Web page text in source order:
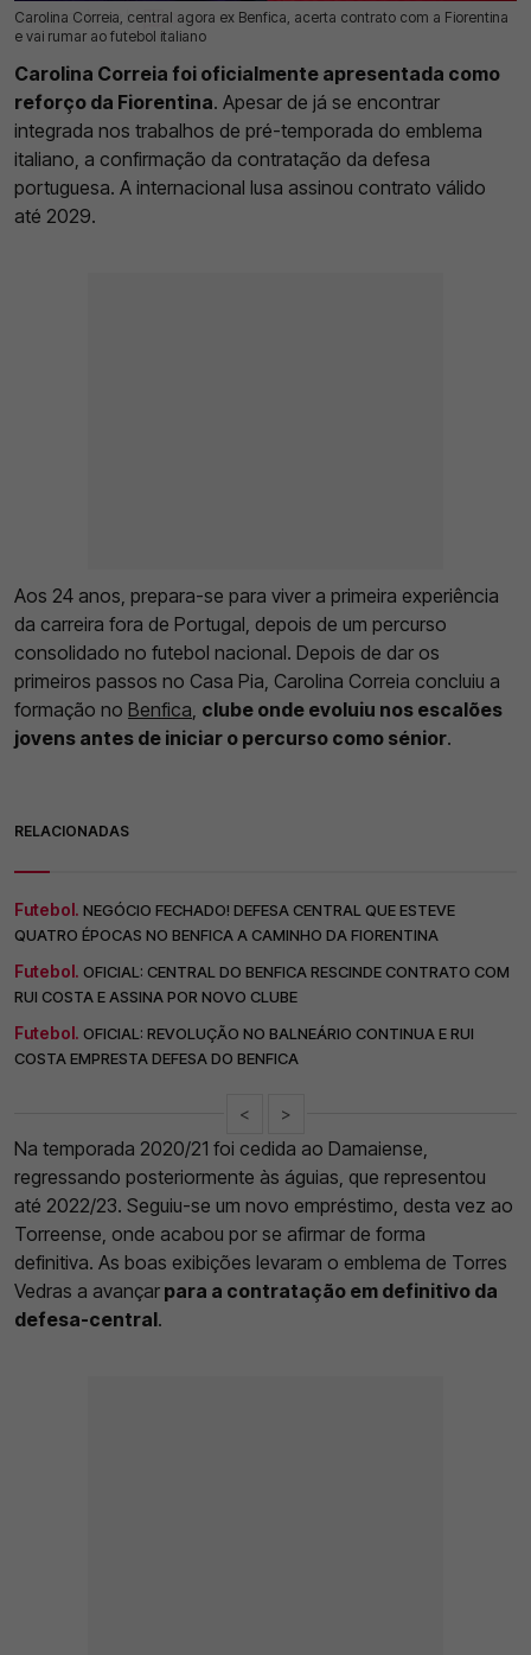
Carolina Correia, central agora ex Benfica, acerta contrato com a Fiorentina
e vai rumar ao futebol italiano
18 Jul 2026 | 17:12 |
Carolina Correia foi oficialmente apresentada como
reforço da Fiorentina. Apesar de já se encontrar
integrada nos trabalhos de pré-temporada do emblema
italiano, a confirmação da contratação da defesa
portuguesa. A internacional lusa assinou contrato válido
até 2029.
Aos 24 anos, prepara-se para viver a primeira experiência
da carreira fora de Portugal, depois de um percurso
consolidado no futebol nacional. Depois de dar os
primeiros passos no Casa Pia, Carolina Correia concluiu a
formação no Benfica clube onde evoluiu nos escalões
jovens antes de iniciar o percurso como sénior.
RELACIONADAS
Futebol. NEGÓCIO FECHADO! DEFESA CENTRAL QUE ESTEVE
QUATRO ÉPOCAS NO BENFICA A CAMINHO DA FIORENTINA
Futebol. OFICIAL: CENTRAL DO BENFICA RESCINDE CONTRATO COM
RUI COSTA E ASSINA POR NOVO CLUBE
Futebol. OFICIAL: REVOLUÇÃO NO BALNEÁRIO CONTINUA E RUI
COSTA EMPRESTA DEFESA DO BENFICA
< >
Na temporada 2020/21 foi cedida ao Damaiense,
regressando posteriormente às águias, que representou
até 2022/23. Seguiu-se um novo empréstimo, desta vez ao
Torreense, onde acabou por se afirmar de forma
definitiva. As boas exibições levaram o emblema de Torres
Vedras a avançar para a contratação em definitivo da
defesa-central.